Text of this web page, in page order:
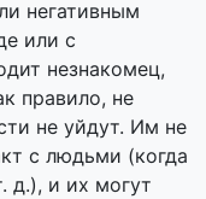
негативным
или с
незнакомец,
правило, не
не уйдут. Им не
с людьми (когда
д.), и их могут